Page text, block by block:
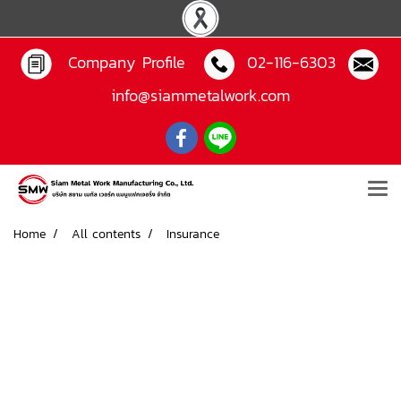
Company Profile
02-116-6303
info@siammetalwork.com
Home All contents Insurance